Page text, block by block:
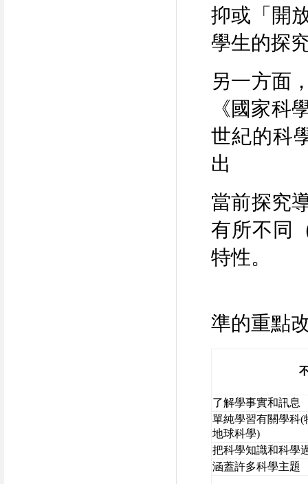
抑或「開
學生的探
另一方面
《國家科
世紀的科
出
當前探究
有所不同
特性。
準的重點
了解學事實和訊息
單純學習有關學科(
地球科學)
把科學知識和科學
涵蓋許多科學主題